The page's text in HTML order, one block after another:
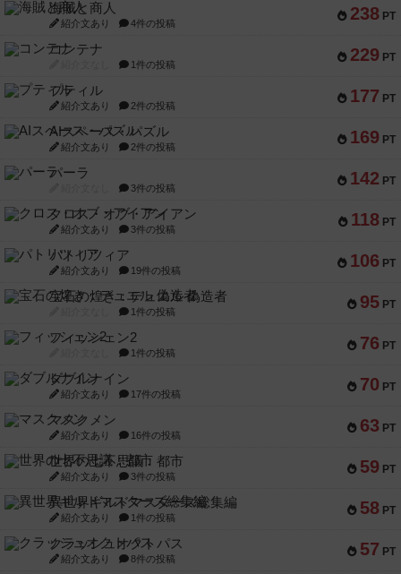
238 PT
海賊と商人
紹介文あり 4件の投稿
229 PT
コンテナ
1件の投稿
177 PT
プティル
紹介文あり 2件の投稿
169 PT
AIスペース・パズル
紹介文あり 2件の投稿
142 PT
パーラ
3件の投稿
118 PT
クロス・オブ・アイアン
紹介文あり 3件の投稿
106 PT
パトリツィア
紹介文あり 19件の投稿
95 PT
宝石の煌き：デュエル 偽造者
1件の投稿
76 PT
フィッシェン2
1件の投稿
70 PT
ダブルナイン
紹介文あり 17件の投稿
63 PT
マスクメン
紹介文あり 16件の投稿
59 PT
世界の七不思議：都市
紹介文あり 3件の投稿
58 PT
異世界ギルドマスターズ総集編
紹介文あり 1件の投稿
57 PT
クラッシュオクトパス
紹介文あり 8件の投稿